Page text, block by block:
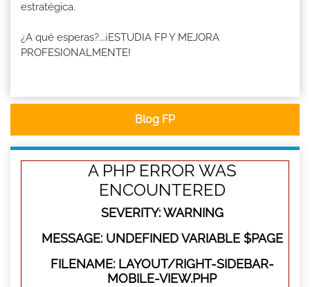
estratégica.
¿A qué esperas?...¡ESTUDIA FP Y MEJORA
PROFESIONALMENTE!
Blog FP
A PHP ERROR WAS
ENCOUNTERED
SEVERITY: WARNING
MESSAGE: UNDEFINED VARIABLE $PAGE
FILENAME: LAYOUT/RIGHT-SIDEBAR-
MOBILE-VIEW.PHP